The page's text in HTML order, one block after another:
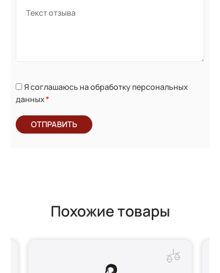
Я соглашаюсь на обработку персональных
данных*
ОТПРАВИТЬ
Похожие товары